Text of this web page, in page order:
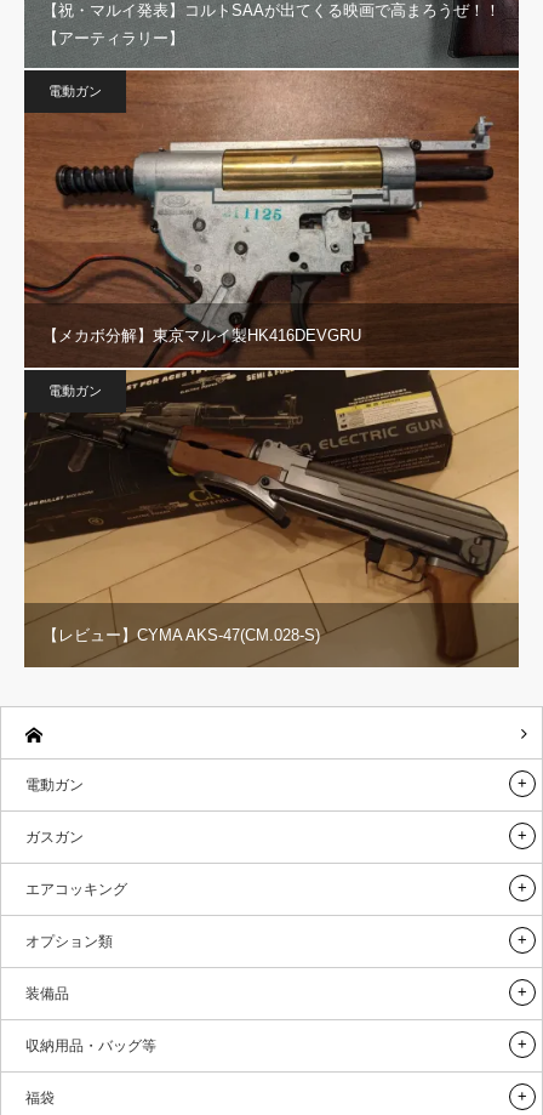
【祝・マルイ発表】コルトSAAが出てくる映画で高まろうぜ！！
【アーティラリー】
電動ガン
【メカボ分解】東京マルイ製HK416DEVGRU
電動ガン
【レビュー】CYMA AKS-47(CM.028-S)
電動ガン
ガスガン
エアコッキング
オプション類
装備品
収納用品・バッグ等
福袋